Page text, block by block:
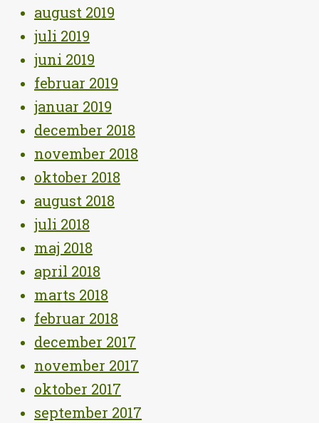
august 2019
juli 2019
juni 2019
februar 2019
januar 2019
december 2018
november 2018
oktober 2018
august 2018
juli 2018
maj 2018
april 2018
marts 2018
februar 2018
december 2017
november 2017
oktober 2017
september 2017